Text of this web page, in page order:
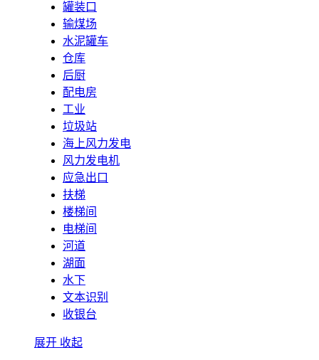
罐装口
输煤场
水泥罐车
仓库
后厨
配电房
工业
垃圾站
海上风力发电
风力发电机
应急出口
扶梯
楼梯间
电梯间
河道
湖面
水下
文本识别
收银台
展开 收起